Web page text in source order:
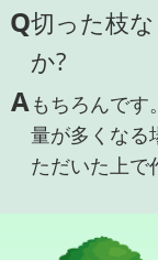
Q切った枝
か?
Aもちろんです
量が多くなる
ただいた上で